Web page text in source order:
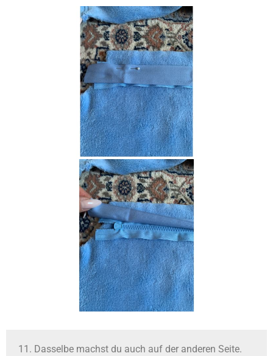
11. Dasselbe machst du auch auf der anderen Seite.